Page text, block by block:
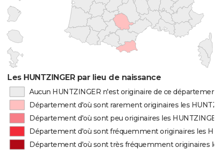
Les HUNTZINGER par lieu de naissance
Aucun HUNTZINGER n'est originaire de ce département
Département d'où sont rarement originaires les
Département d'où sont peu originaires les
Département d'où sont fréquemment originaires les
Département d'où sont très fréquemment originaires